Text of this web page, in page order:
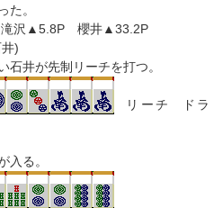
た。
沢▲5.8P 櫻井▲33.2P
)
石井が先制リーチを打つ。
リーチ ドラ
入る。